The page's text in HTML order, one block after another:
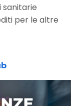
sanitarie
per le altre